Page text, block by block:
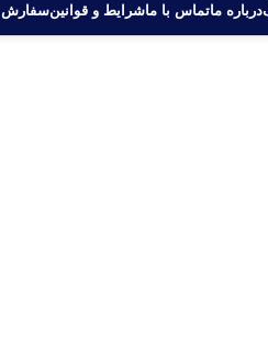
درباره ماتماس با ماشرایط و قوانینسفارش